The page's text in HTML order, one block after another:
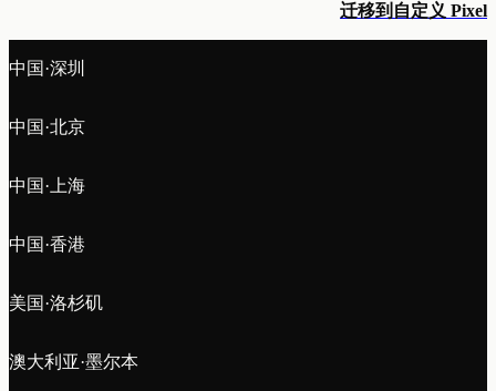
迁移到自定义 Pixel
中国·深圳
中国·北京
中国·上海
中国·香港
美国·洛杉矶
澳大利亚·墨尔本